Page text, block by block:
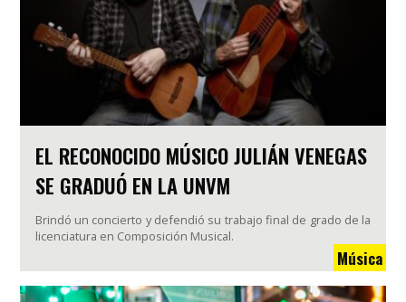
EL RECONOCIDO MÚSICO JULIÁN VENEGAS
SE GRADUÓ EN LA UNVM
Brindó un concierto y defendió su trabajo final de grado de la
licenciatura en Composición Musical.
Música